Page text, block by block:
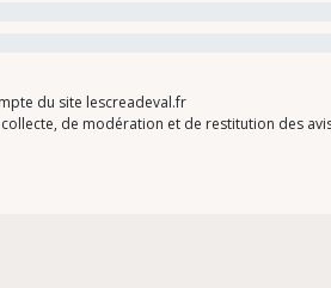
du site lescreadeval.fr
de modération et de restitution des